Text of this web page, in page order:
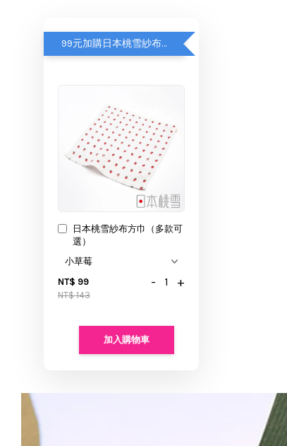
99元加購日本桃雪紗布方巾
日本桃雪紗布方巾（多款可
選）
NT$ 99
NT$ 143
- +
加入購物車